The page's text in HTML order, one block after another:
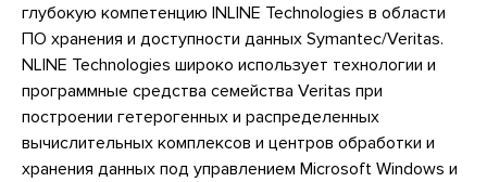
глубокую компетенцию INLINE Technologies в области
ПО хранения и доступности данных Symantec/Veritas.
NLINE Technologies широко использует технологии и
программные средства семейства Veritas при
построении гетерогенных и распределенных
вычислительных комплексов и центров обработки и
хранения данных под управлением Microsoft Windows и